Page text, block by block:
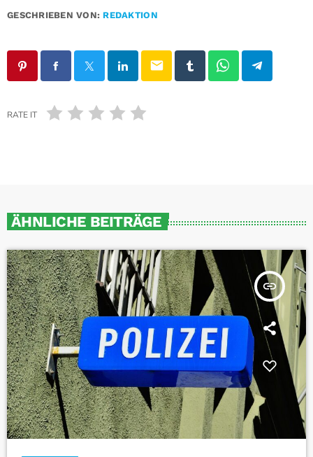
GESCHRIEBEN VON: REDAKTION
email
RATE IT
ÄHNLICHE BEITRÄGE
insert_link